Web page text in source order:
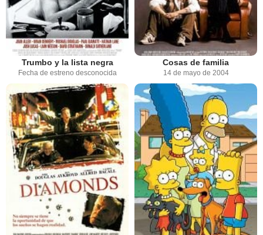
Trumbo y la lista negra
Fecha de estreno desconocida
Cosas de familia
14 de mayo de 2004